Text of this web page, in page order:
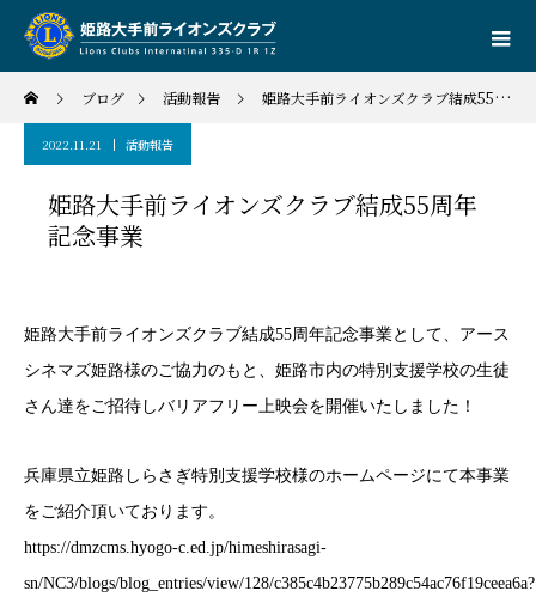
ブログ 活動報告 姫路大手前ライオンズクラブ結成55周年記念事業
2022.11.21 活動報告
姫路大手前ライオンズクラブ結成55周年
記念事業
姫路大手前ライオンズクラブ結成55周年記念事業として、アース
シネマズ姫路様のご協力のもと、姫路市内の特別支援学校の生徒
さん達をご招待しバリアフリー上映会を開催いたしました！
兵庫県立姫路しらさぎ特別支援学校様のホームページにて本事業
をご紹介頂いております。
https://dmzcms.hyogo-c.ed.jp/himeshirasagi-
sn/NC3/blogs/blog_entries/view/128/c385c4b23775b289c54ac76f19ceea6a?